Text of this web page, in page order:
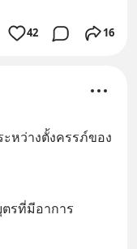
42 16
หว่างตั้งครรภ์ของ
รที่มีอาการ